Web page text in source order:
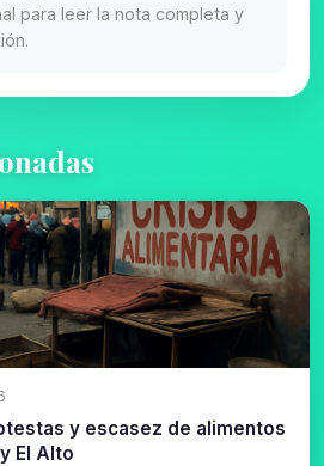
para leer la nota completa y
y escasez de alimentos
El Alto